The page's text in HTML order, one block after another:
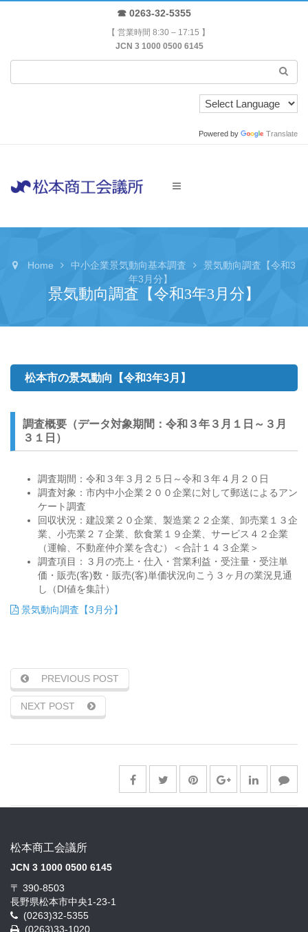
☎ 0263-32-5355
【 営業時間 8:30 – 17:15 】
JCN 3 1000 0500 6145
Powered by Translate
Home 中小企業景気動向基本調査
景気動向調査【令和3
年3月分】
景気動向調査【令和3年3月分】
松本市の景気動向【令和3年3月】
調査概要（データ対象期間：令和３年３月１日～３月
３１日）
調査期間：令和３年３月２５日～令和３年４月２０日
調査対象：市内中小企業２００企業に対して郵送によるアン
ケート調査
回収状況：建設業２０企業、製造業２２企業、卸売業１３企
業、小売業２７企業、飲食業１９企業、サービス４２企業
（運輸、不動産仲介業を含む）＜合計１４３企業＞
調査項目：３月の売上・仕入・営業利益・受注量・受注単
価・販売(客)数・販売(客)単価状況向こう３ヶ月の業況見通
し（DI値を集計）
景気動向調査【3月分】
PREVIOUS POST
NEXT POST
松本商工会議所
JCN 3 1000 0500 6145
〒 390-8503
長野県松本市中央1-23-1
(0263)32-5355
(0263)33-1020